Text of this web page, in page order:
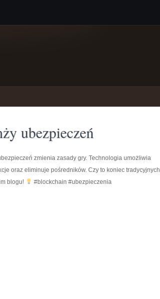
ubezpieczeń
zmienia zasady gry. Technologia umożliwia
oraz eliminuje pośredników. Czy to koniec tradycyjnych
blogu!
#blockchain #ubezpieczenia